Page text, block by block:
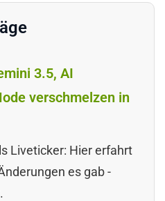
3.5, AI
verschmelzen in
Liveticker: Hier erfahrt
es gab -